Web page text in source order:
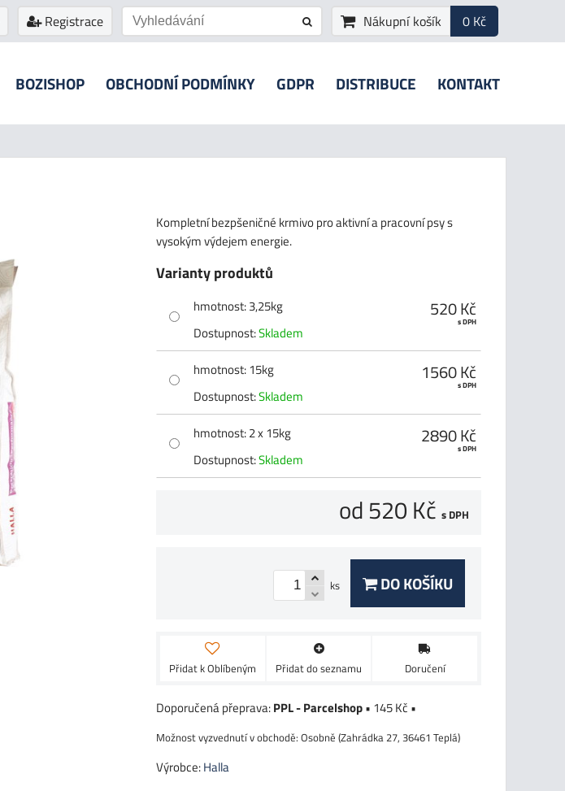
Registrace Nákupní košík 0 Kč
BOZISHOP OBCHODNÍ PODMÍNKY GDPR DISTRIBUCE KONTAKT
Kompletní bezpšeničné krmivo pro aktivní a pracovní psy s
vysokým výdejem energie.
Varianty produktů
hmotnost:3,25kg
Dostupnost:Skladem
520 Kč
s DPH
hmotnost:15kg
Dostupnost:Skladem
1560 Kč
s DPH
hmotnost:2 x 15kg
Dostupnost:Skladem
2890 Kč
s DPH
od 520 Kč s DPH
ks DO KOŠÍKU
Přidat k Oblíbeným Přidat do seznamu Doručení
PPL - Parcelshop• 145 Kč •
Osobně (Zahrádka 27, 36461 Teplá)
Výrobce:Halla